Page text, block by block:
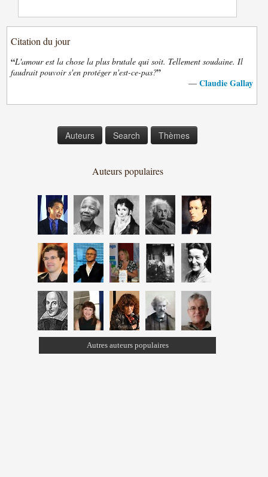
Citation du jour
“L'amour est la chose la plus brutale qui soit. Tellement soudaine. Il
faudrait pouvoir s'en protéger n'est-ce-pas?”
— Claudie Gallay
Auteurs Search Thèmes
Auteurs populaires
Autres auteurs populaires